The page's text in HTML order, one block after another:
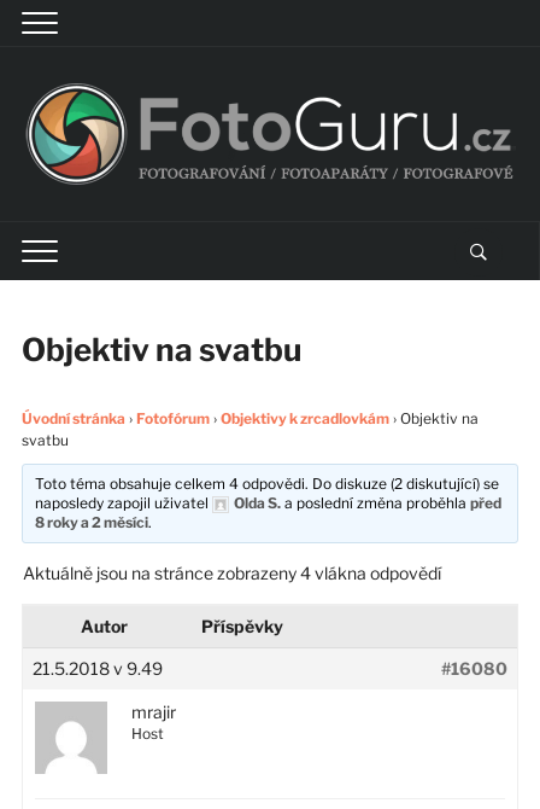
Objektiv na svatbu
Úvodní stránka › Fotofórum › Objektivy k zrcadlovkám › Objektiv na
svatbu
Toto téma obsahuje celkem 4 odpovědi. Do diskuze (2 diskutující) se
naposledy zapojil uživatel
Olda S. a poslední změna proběhlapřed
8 roky a 2 měsíci.
Aktuálně jsou na stránce zobrazeny 4 vlákna odpovědí
Autor Příspěvky
21.5.2018 v 9.49 #16080
mrajir
Host